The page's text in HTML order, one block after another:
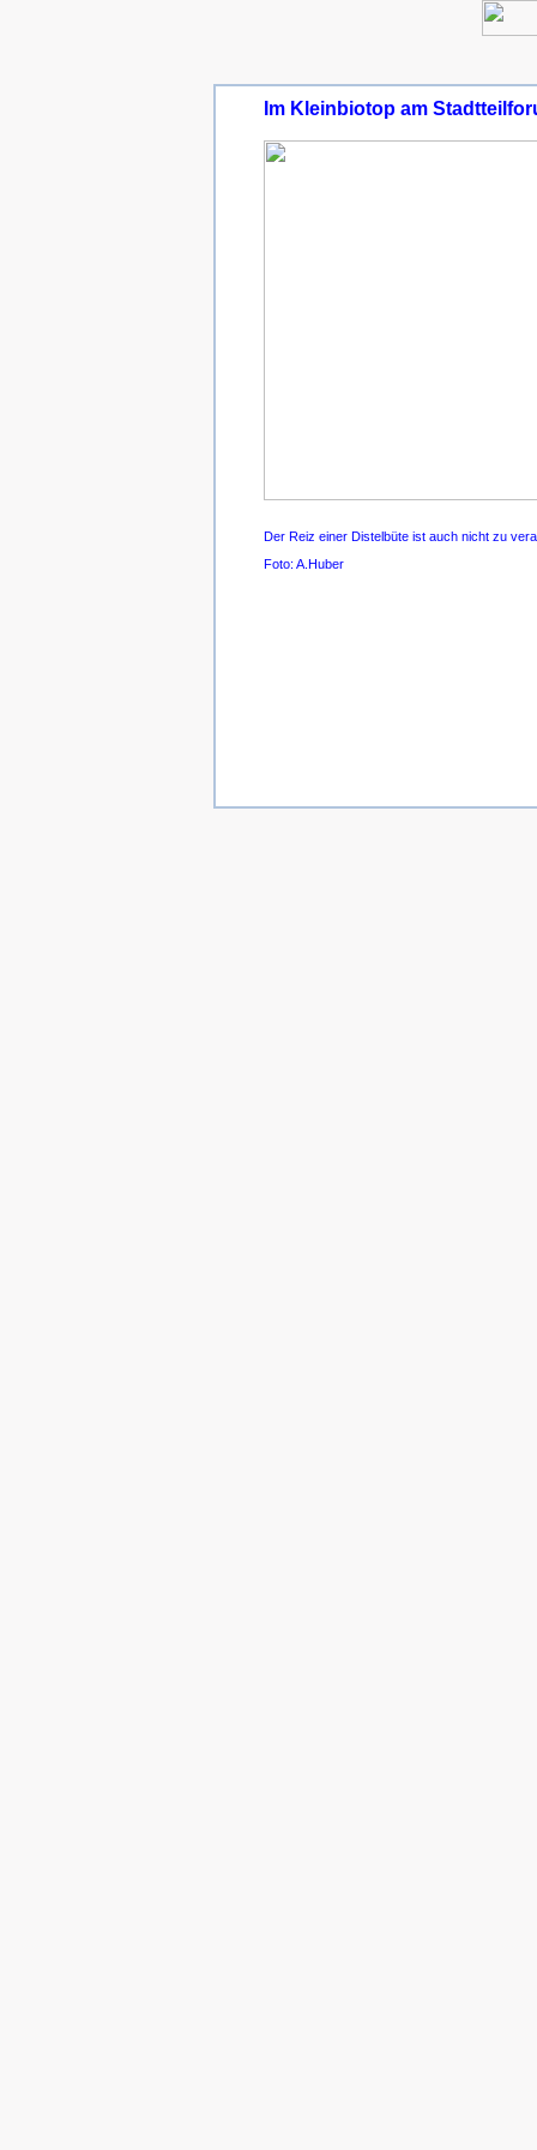
Im Kleinbiotop am
Der Reiz einer Distelbüte ist auch nicht zu
Foto: A.Huber